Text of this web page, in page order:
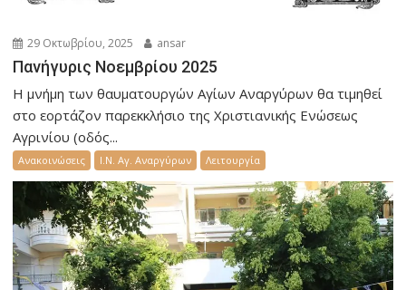
29 Οκτωβρίου, 2025 ansar
Πανήγυρις Νοεμβρίου 2025
Η μνήμη των θαυματουργών Αγίων Αναργύρων θα τιμηθεί
στο εορτάζον παρεκκλήσιο της Χριστιανικής Ενώσεως
Αγρινίου (οδός...
Ανακοινώσεις Ι.Ν. Αγ. Αναργύρων Λειτουργία